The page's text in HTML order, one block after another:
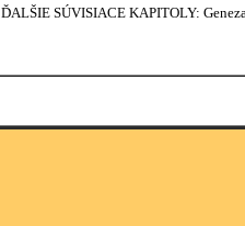
ĎALŠIE SÚVISIACE KAPITOLY: